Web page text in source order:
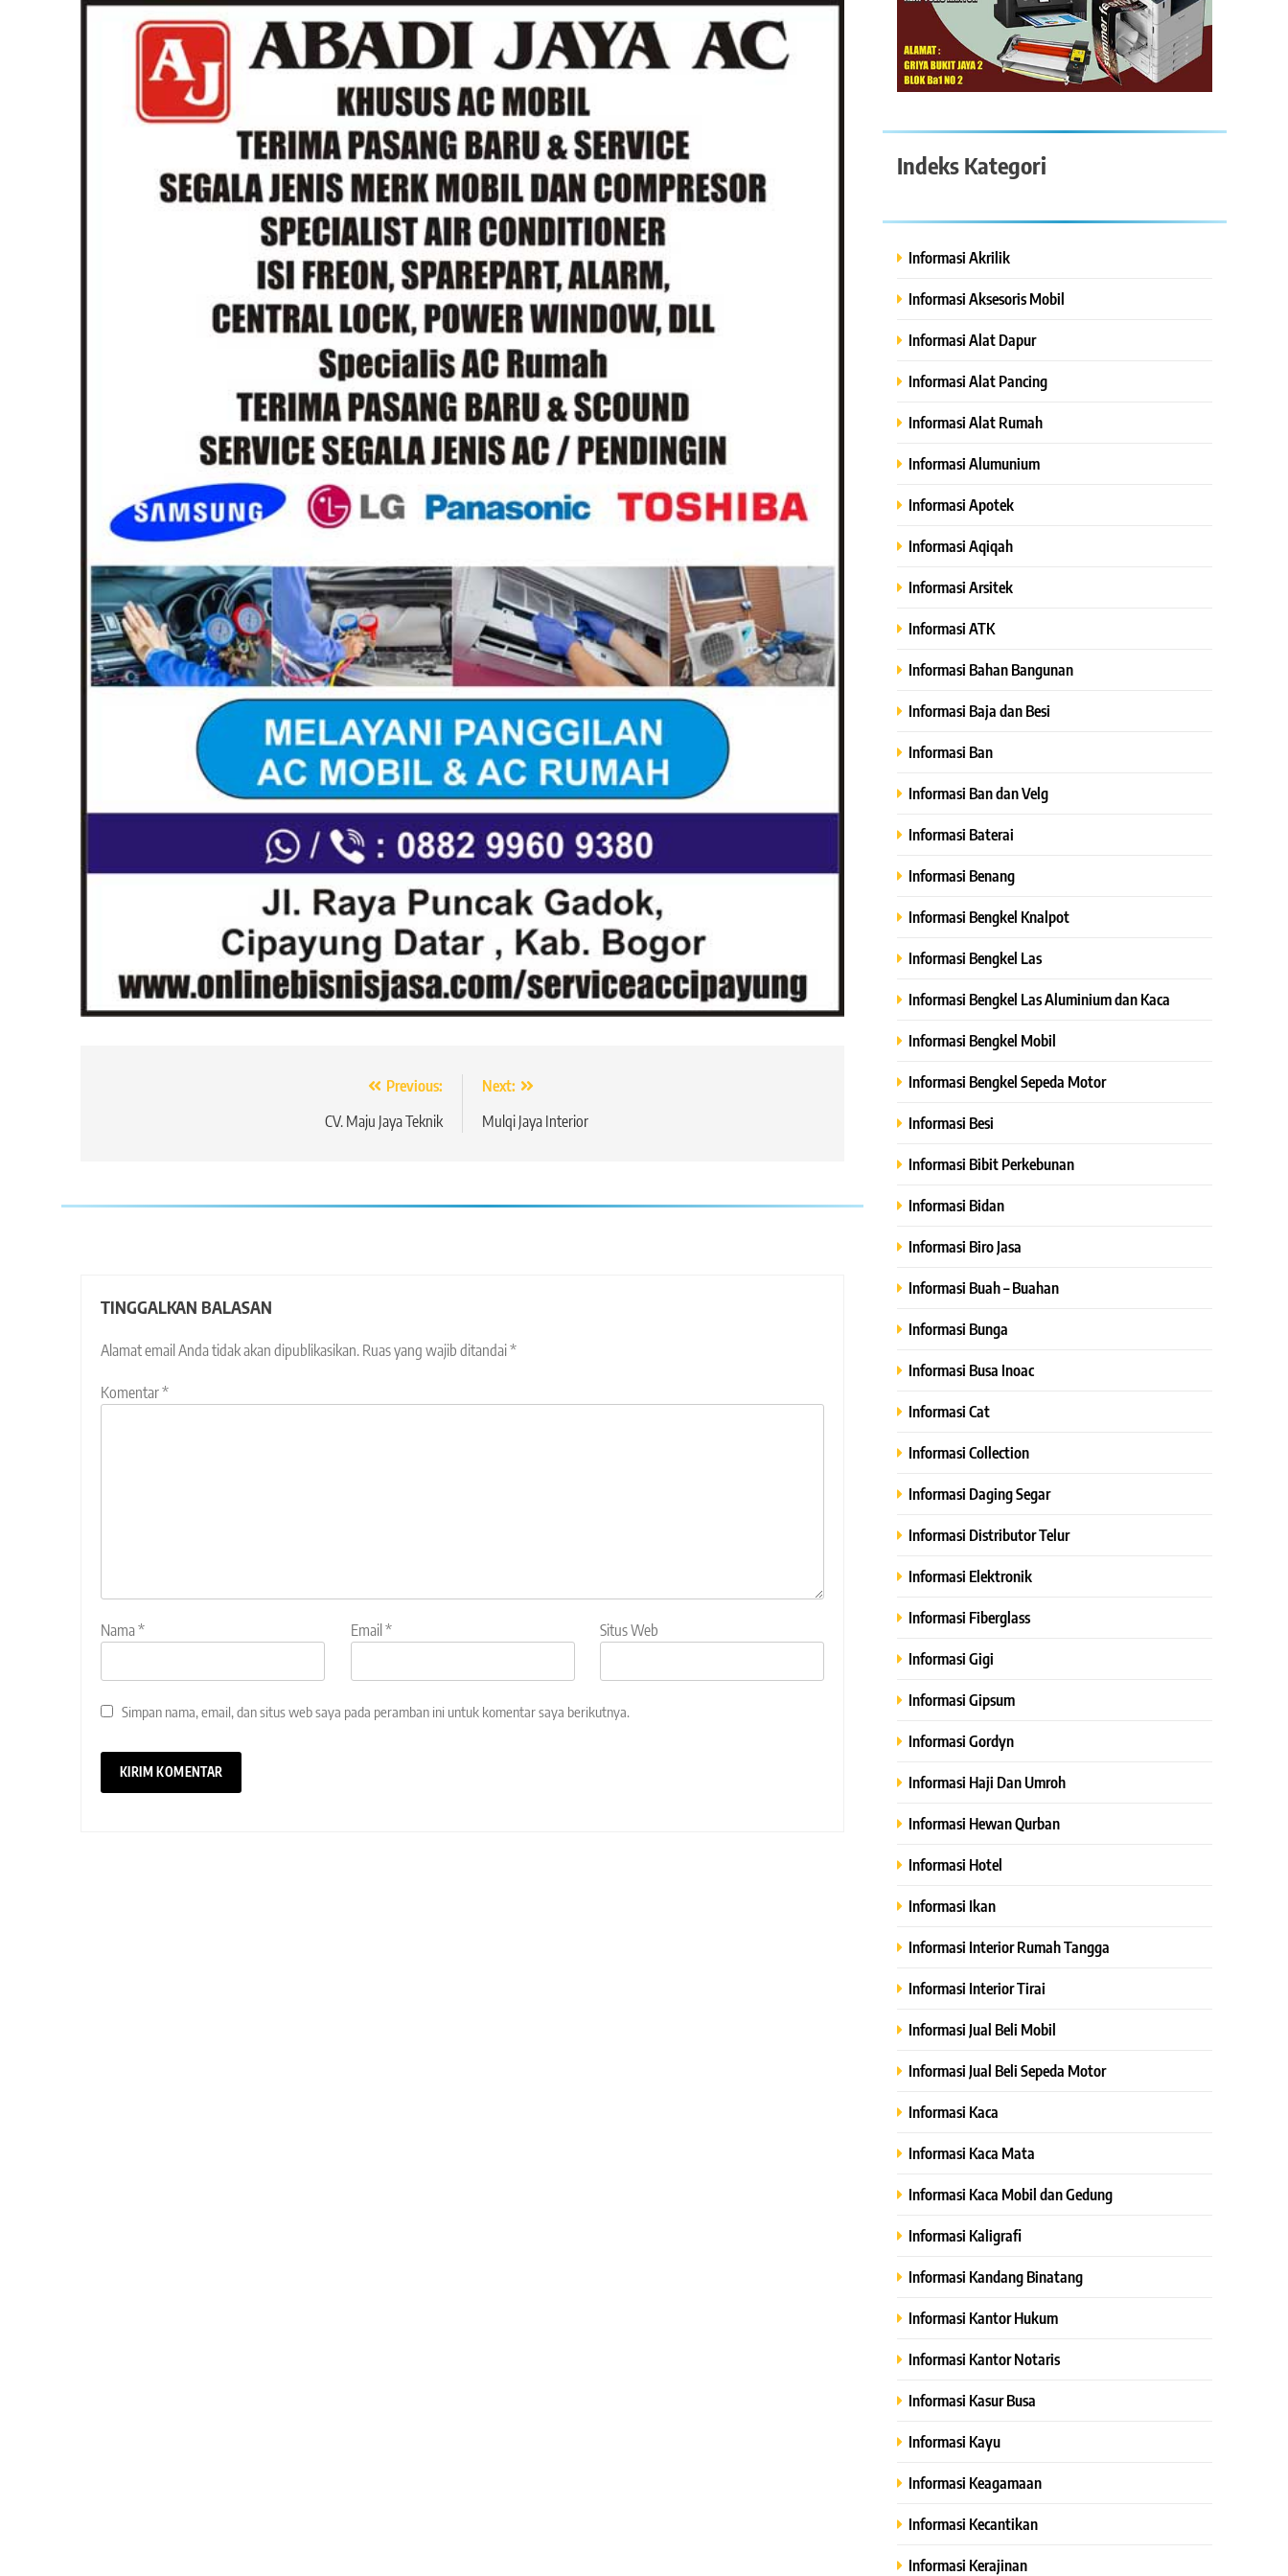
Previous:
CV. Maju Jaya Teknik
Next:
Mulqi Jaya Interior
TINGGALKAN BALASAN
Alamat email Anda tidak akan dipublikasikan. Ruas yang wajib ditandai*
Komentar*
Nama* Email * Situs Web
Simpan nama, email, dan situs web saya pada peramban ini untuk komentar saya berikutnya.
Indeks Kategori
Informasi Akrilik
Informasi Aksesoris Mobil
Informasi Alat Dapur
Informasi Alat Pancing
Informasi Alat Rumah
Informasi Alumunium
Informasi Apotek
Informasi Aqiqah
Informasi Arsitek
Informasi ATK
Informasi Bahan Bangunan
Informasi Baja dan Besi
Informasi Ban
Informasi Ban dan Velg
Informasi Baterai
Informasi Benang
Informasi Bengkel Knalpot
Informasi Bengkel Las
Informasi Bengkel Las Aluminium dan Kaca
Informasi Bengkel Mobil
Informasi Bengkel Sepeda Motor
Informasi Besi
Informasi Bibit Perkebunan
Informasi Bidan
Informasi Biro Jasa
Informasi Buah – Buahan
Informasi Bunga
Informasi Busa Inoac
Informasi Cat
Informasi Collection
Informasi Daging Segar
Informasi Distributor Telur
Informasi Elektronik
Informasi Fiberglass
Informasi Gigi
Informasi Gipsum
Informasi Gordyn
Informasi Haji Dan Umroh
Informasi Hewan Qurban
Informasi Hotel
Informasi Ikan
Informasi Interior Rumah Tangga
Informasi Interior Tirai
Informasi Jual Beli Mobil
Informasi Jual Beli Sepeda Motor
Informasi Kaca
Informasi Kaca Mata
Informasi Kaca Mobil dan Gedung
Informasi Kaligrafi
Informasi Kandang Binatang
Informasi Kantor Hukum
Informasi Kantor Notaris
Informasi Kasur Busa
Informasi Kayu
Informasi Keagamaan
Informasi Kecantikan
Informasi Kerajinan